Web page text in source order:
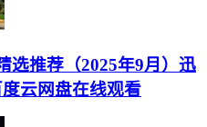
选推荐（2025年9月）迅
云网盘在线观看